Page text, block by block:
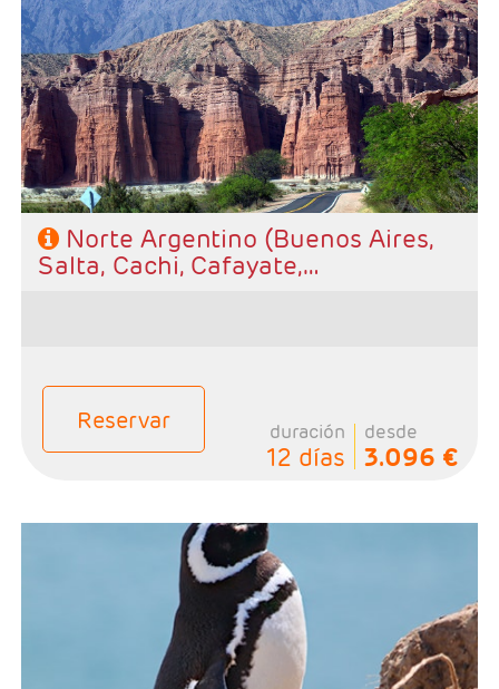
- Salidas: Diarias
- Ruta: 3 noches Buenos Aires, 3 noches Salta, 1 noche
Cachi, 1 noche Cafayate y 1 noche Puumamarca
- Categoría hotelera: A elección del cliente.
- Régimen: Alojamiento y desayuno.
Norte Argentino (Buenos Aires,
Salta, Cachi, Cafayate,
Reservar duración
12 días
desde
3.096 €
- Ruta: 2 noches Iguazú, 3 noches Península Valdés, 2
noches Ushuaia, 3 noches Calafate y 3 noches Buenos
- Categoría hotelera: A elección del cliente
- Régimen: Alojamiento y desayuno